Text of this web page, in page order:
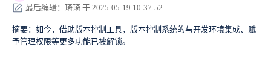
最后编辑：琦琦 于 2025-05-19 10:37:52
摘要：如今，借助版本控制工具，版本控制系统的与开发环境集成、赋
予管理权限等更多功能已被解锁。